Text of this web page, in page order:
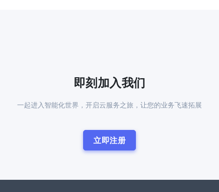
即刻加入我们
一起进入智能化世界，开启云服务之旅，让您的业务飞速拓展
立即注册